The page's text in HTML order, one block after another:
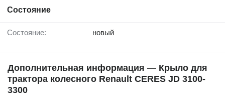
Состояние
Состояние: новый
Дополнительная информация — Крыло для
трактора колесного Renault CERES JD 3100-
3300